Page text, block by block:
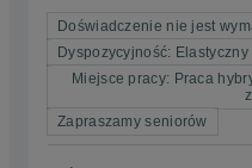
Doświadczenie nie jest
Dyspozycyjność:
Miejsce pracy: Praca
Zapraszamy seniorów